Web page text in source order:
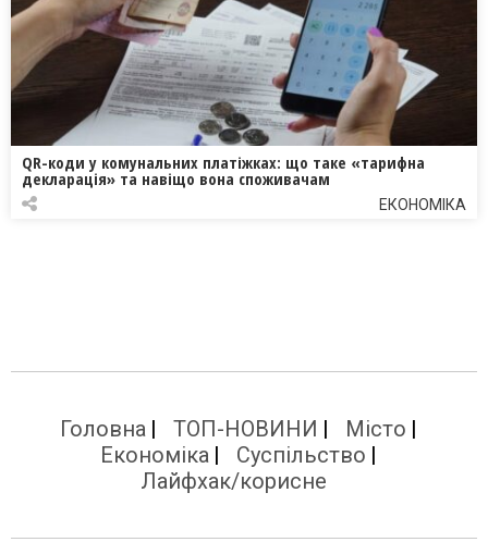
QR-коди у комунальних платіжках: що таке «тарифна
декларація» та навіщо вона споживачам
ЕКОНОМІКА
Головна ТОП-НОВИНИ
Місто
Економіка
Суспільство
Лайфхак/корисне